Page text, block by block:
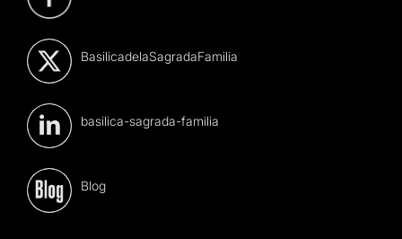
BasilicadelaSagradaFamilia
basilica-sagrada-familia
Blog